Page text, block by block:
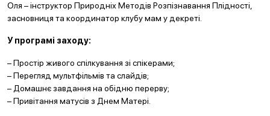
Оля – інструктор Природніх Методів Розпізнавання Плідності,
засновниця та координатор клубу мам у декреті.
У програмі заходу:
– Простір живого спілкування зі спікерами;
– Перегляд мультфільмів та слайдів;
– Домашнє завдання на обідню перерву;
– Привітання матусів з Днем Матері.